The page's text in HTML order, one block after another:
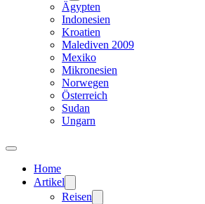
Ägypten
Indonesien
Kroatien
Malediven 2009
Mexiko
Mikronesien
Norwegen
Österreich
Sudan
Ungarn
Home
Artikel
Reisen